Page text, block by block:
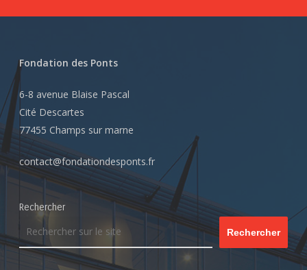
Fondation des Ponts
6-8 avenue Blaise Pascal
Cité Descartes
77455 Champs sur marne
contact@fondationdesponts.fr
Rechercher
Rechercher